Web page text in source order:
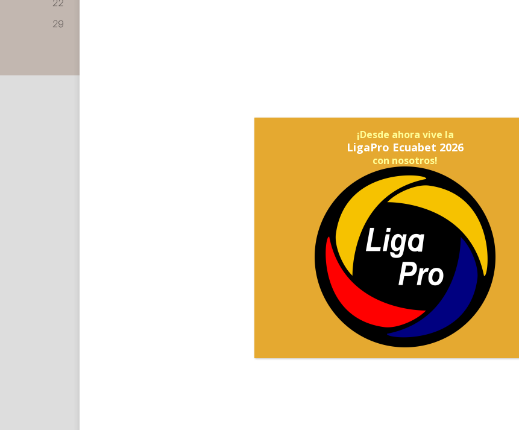
¡Desde ahora vive la
LigaPro Ecuabet 2026
con nosotros!